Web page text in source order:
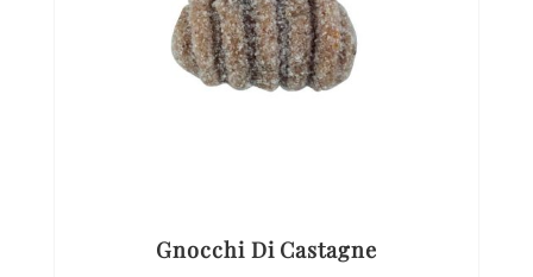
Gnocchi Di Castagne